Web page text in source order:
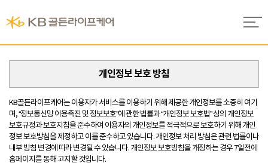
개인정보 보호 방침
KB골든라이프케어는 이용자가 서비스를 이용하기 위해 제공한 개인정보를 소중히 여기
며, “정보통신망 이용촉진 및 정보보호”에 관한 법률과 “개인정보 보호법” 상의 개인정보
보호규정과 보호지침을 준수하여 이용자의 개인정보를 적극적으로 보호하기 위해 개인
정보 보호방침을 제정하고 이를 준수하고 있습니다. 개인정보 처리 방침은 관련 법률이나
내부 방침 변경에 따라 변경될 수 있습니다. 개인정보 보호방침을 개정하는 경우 7일전에
홈페이지를 통해 고지할 것입니다.